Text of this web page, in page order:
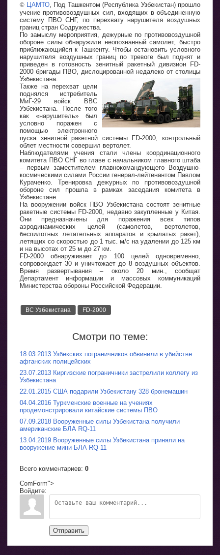
© ЦАМТО, Под Ташкентом (Республика Узбекистан) прошло
учение противовоздушных сил, входящих в объединенную
систему ПВО СНГ, по перехвату нарушителя воздушных
границ стран Содружества.
По замыслу мероприятия, дежурные по противовоздушной
обороне силы обнаружили неопознанный самолет, быстро
приближающийся к Ташкенту. Чтобы остановить условного
нарушителя воздушных границ по тревоге был поднят и
приведен в готовность зенитный ракетный дивизион FD-
2000 бригады ПВО, дислоцированной недалеко от столицы
Узбекистана.
Также на перехват цели
поднялся истребитель
МиГ-29 войск ВВС
Узбекистана. После того
как «нарушитель» был
условно поражен с
помощью электронного
пуска зенитной ракетной системы FD-2000, контрольный
облет местности совершил вертолет.
Наблюдателями учения стали члены координационного
комитета ПВО СНГ во главе с начальником главного штаба
– первым заместителем главнокомандующего Воздушно-
космическими силами России генерал-лейтенантом Павлом
Кураченко. Тренировка дежурных по противовоздушной
обороне сил прошла в рамках заседания комитета в
Узбекистане.
На вооружении войск ПВО Узбекистана состоят зенитные
ракетные системы FD-2000, недавно закупленные у Китая.
Они предназначены для поражения всех типов
аэродинамических целей (самолетов, вертолетов,
беспилотных летательных аппаратов и крылатых ракет),
летящих со скоростью до 1 тыс. м/с на удалении до 125 км
и на высотах от 25 м до 27 км.
FD-2000 обнаруживает до 100 целей одновременно,
сопровождает 30 и уничтожает до 8 воздушных объектов.
Время развертывания – около 20 мин., сообщат
Департамент информации и массовых коммуникаций
Министерства обороны Российской Федерации.
ВС Узбекистана FD-2000
Смотри по теме:
18.03.2013 Узбекских пограничников обвинили в убийстве
афганских полицейских
23.07.2013 Киргизские пограничники застрелили коллегу из
Узбекистана
22.01.2015 США подарили Узбекистану 328 бронемашин
04.04.2016 Туркменские военные на учениях
продемонстрировали китайские системы ПВО
07.09.2018 Вооруженные силы Узбекистана получили
американские БЛА RQ-11
13.04.2019 Вооруженные силы Узбекистана приняли на
вооружение мини-БЛА RQ-11
Всего комментариев: 0
ComForm">
Войдите:
Отправить